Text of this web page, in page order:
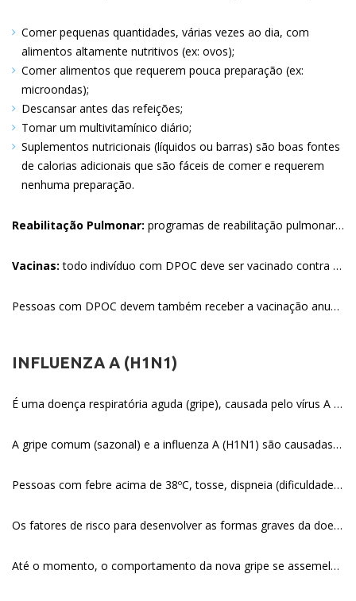
Comer pequenas quantidades, várias vezes ao dia, com
alimentos altamente nutritivos (ex: ovos)
Comer alimentos que requerem pouca preparação (ex:
microondas)
Descansar antes das refeições
Tomar um multivitamínico diário
Suplementos nutricionais (líquidos ou barras) são boas fontes
de calorias adicionais que são fáceis de comer e requerem
nenhuma preparação
Reabilitação Pulmonar: programas de reabilitação pulmonar incluem educação, exercício físico, suporte social e psicológico, instruções de técnicas de respiração que podem melhorar os sintomas de falta de ar. O programa de reabilitação pulmonar melhora a capacidade do indivíduo de exercitar-se, melhora a qualidade de vida e reduz a necessidade de hospitalizações.
Vacinas: todo indivíduo com DPOC deve ser vacinado contra o pneumococo (principal bactéria comunitária responsável por pneumonia).
Pessoas com DPOC devem também receber a vacinação anual para gripe antes da estação dessa virose, geralmente no final do outono e início do inverno. Para os pacientes que se contaminaram com influenza (gripe), medicação antiviral específica pode ser prescrita.
INFLUENZA A (H1N1)
É uma doença respiratória aguda (gripe), causada pelo vírus A (H1N1). Este novo subtipo do vírus da influenza é transmitido de pessoa a pessoa principalmente por meio da tosse ou espirro e de contato com secreções respiratórias de pessoas infectadas.
A gripe comum (sazonal) e a influenza A (H1N1) são causadas por diferentes subtipos do vírus influenza. Os sintomas são muito parecidos e se confundem: febre repentina, tosse, dor de cabeça, dores musculares, dores nas articulações e coriza. Por isso, não importa, neste momento, saber se o que se tem é gripe comum ou a nova gripe. A população deve procurar seu médico ou um posto de saúde quando do aparecimento dos sintomas.
Pessoas com febre acima de 38ºC, tosse, dispneia (dificuldade respiratória), acompanhada ou não de dor de garganta ou manifestações gastrointestinais apresentam sintomas graves da gripe causada pelo vírus influenza A (H1N1).
Os fatores de risco para desenvolver as formas graves da doença são: idade inferior a dois anos ou superior a 60 anos, imunodepressão (como em pacientes com câncer ou em tratamento para AIDS), pacientes com hemoglobinopatias, diabetes mellitus, obesos (IMC > 35), cardiopatas, pneumopatas, doentes renais e pacientes com outras condições crônicas.
Até o momento, o comportamento da nova gripe se assemelha ao da gripe comum. Ou seja, o vírus A (H1N1) não se apresentou mais violento ou mortal. No entanto, estudos mais aprofundados ainda devem ser realizados, em todo o mundo, para esclarecer o comportamento do novo vírus.